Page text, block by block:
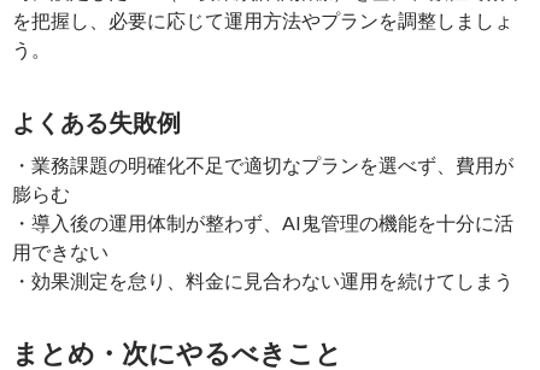
を把握し、必要に応じて運用方法やプランを調整しましょ
う。
よくある失敗例
・業務課題の明確化不足で適切なプランを選べず、費用が
膨らむ
・導入後の運用体制が整わず、AI鬼管理の機能を十分に活
用できない
・効果測定を怠り、料金に見合わない運用を続けてしまう
まとめ・次にやるべきこと